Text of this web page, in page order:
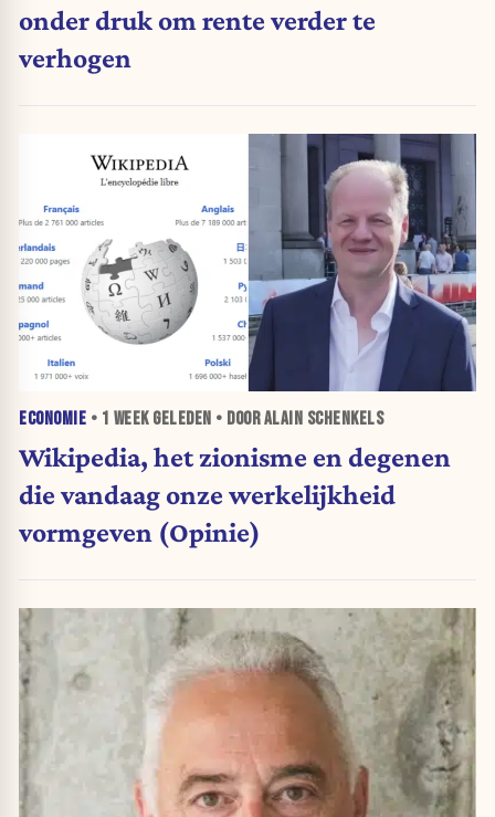
onder druk om rente verder te
verhogen
ECONOMIE • 1 WEEKGELEDEN • DOOR ALAIN SCHENKELS
Wikipedia, het zionisme en degenen
die vandaag onze werkelijkheid
vormgeven (Opinie)